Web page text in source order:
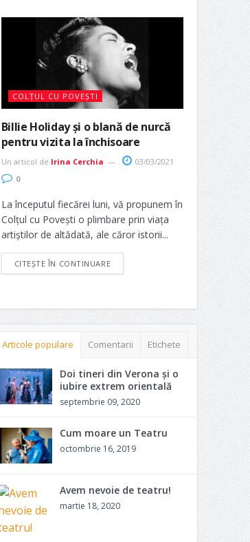
COLȚUL CU POVEȘTI
Billie Holiday și o blană de nurcă
pentru vizita la închisoare
Un articol de Irina Cerchia
03/03/2021
0
La începutul fiecărei luni, vă propunem în
Colțul cu Povești o plimbare prin viața
artiștilor de altădată, ale căror istorii...
CITEȘTE ÎN CONTINUARE
Articole populare Comentarii Etichete
Doi tineri din Verona și o
iubire extrem orientală
septembrie 09, 2020
Cum moare un Teatru
octombrie 16, 2019
Avem nevoie de teatru!
martie 18, 2020